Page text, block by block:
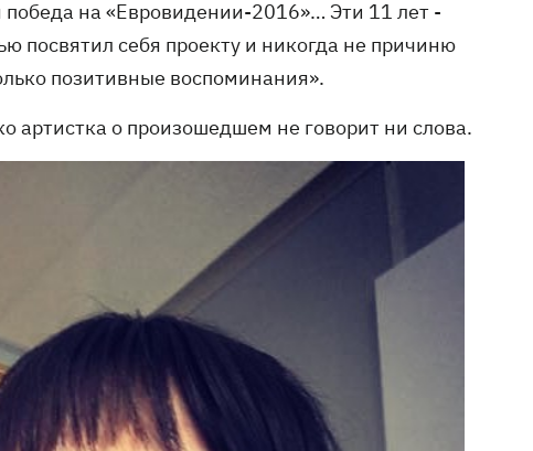
на «Евровидении-2016»… Эти 11 лет -
посвятил себя проекту и никогда не причиню
позитивные воспоминания».
о произошедшем не говорит ни слова.